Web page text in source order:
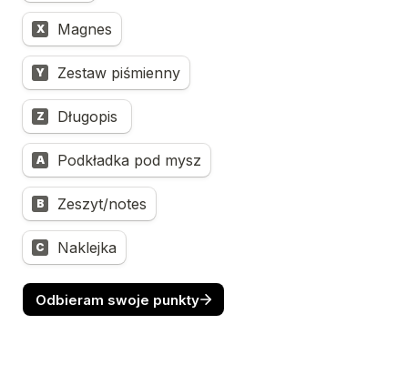
X Magnes
Y Zestaw piśmienny
Z
A Podkładka pod mysz
B Zeszyt/notes
C Naklejka
Odbieram swoje punkty